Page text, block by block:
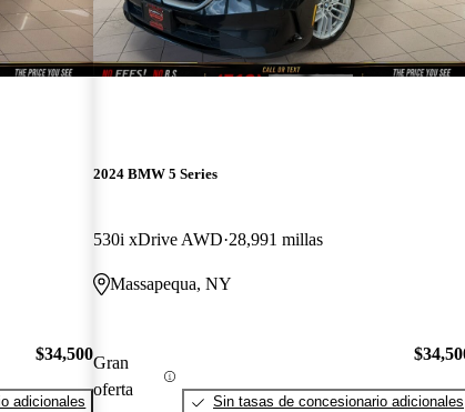
$34,500
adicionales
2024 BMW 5 Series
530i xDrive AWD 28,991 millas
Massapequa, NY
Gran
oferta
Sin tasas de concesionario adicionales